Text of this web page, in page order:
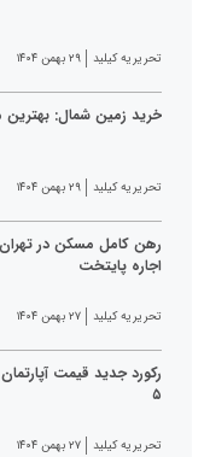
تحریریه کیلید ۲۹ بهمن ۱۴۰۴
خرید زمین شمال: بهترین
تحریریه کیلید ۲۹ بهمن ۱۴۰۴
رهن کامل مسکن در تهران
اجاره پایتخت
تحریریه کیلید ۲۷ بهمن ۱۴۰۴
رکورد جدید قیمت
۵
تحریریه کیلید ۲۷ بهمن ۱۴۰۴